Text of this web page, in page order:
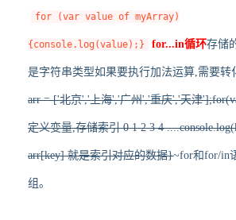
for (var value of myArray)
{console.log(value);} for...in循环存储
是字符串类型如果要执行加法运算,需要转
arr = ['北京','上海','广州','重庆','天津
定义变量,存储索引 0 1 2 3 4
arr[key] 就是索引对应的数据}~for和for/in
组。